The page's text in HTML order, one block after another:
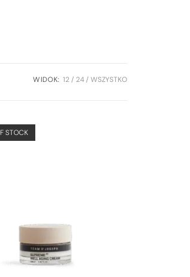
WIDOK: 12 24 WSZYSTKO
STOCK